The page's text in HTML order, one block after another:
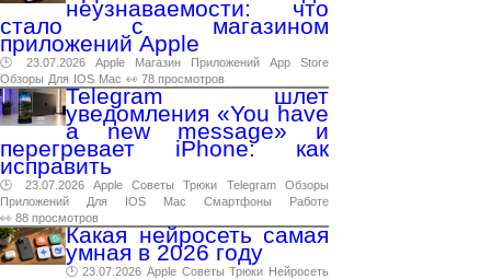
неузнаваемости: что
стало с магазином
приложений Apple
🕑 23.07.2026 Apple Магазин Приложений App
Store
Обзоры Для IOS Mac 👀 78 просмотров
Telegram шлет
уведомления «You have
a new message» и
перегревает iPhone: как
исправить
🕑 23.07.2026 Apple Советы Трюки Telegram
Обзоры
Приложений
Для IOS Mac Смартфоны
Работе
👀 88 просмотров
Какая нейросеть самая
умная в 2026 году
🕑 23.07.2026 Apple Советы Трюки Нейросеть